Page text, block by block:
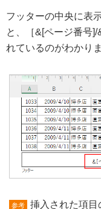
フッターの中央に表
と、［&[ページ番号
れているのがわかりま
参考
挿入された項